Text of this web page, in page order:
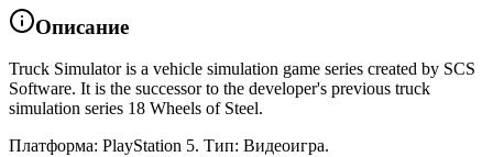
Описание
Truck Simulator is a vehicle simulation game series created by SCS
Software. It is the successor to the developer's previous truck
simulation series 18 Wheels of Steel.
Платформа: PlayStation 5. Тип: Видеоигра.